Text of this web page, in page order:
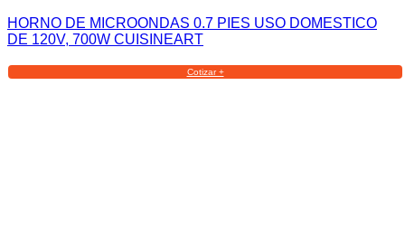
HORNO DE MICROONDAS 0.7 PIES USO DOMESTICO
DE 120V, 700W CUISINEART
Cotizar +